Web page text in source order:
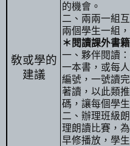
敎或學的
建議
的機會。
二、兩兩一組
兩個學生一組
＊閱讀課外書籍
一、夥伴閱讀
一本書，或每
編號，一號讀
著讀，以此類
碼，讓每個學
二、辦理班級
理朗讀比賽，
早修播放，學